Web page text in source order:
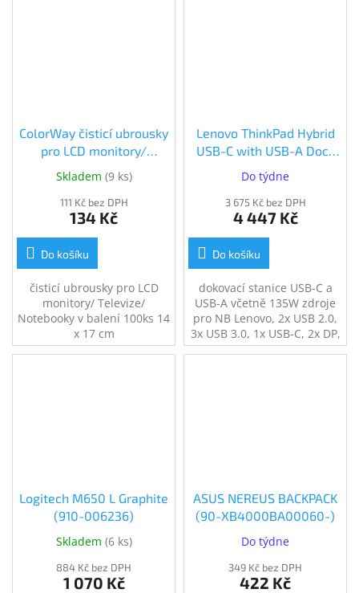
ColorWay čisticí ubrousky
pro LCD monitory/
televize/ notebooky (CW-
1071)
Skladem (9 ks)
111 Kč bez DPH
134 Kč
Do košíku
čisticí ubrousky pro LCD
monitory/ Televize/
Notebooky v balení 100ks 14
x 17 cm
Lenovo ThinkPad Hybrid
USB-C with USB-A Dock
(40AF0135EU)
(40AF0135EU)
Do týdne
3 675 Kč bez DPH
4 447 Kč
Do košíku
dokovací stanice USB-C a
USB-A včetně 135W zdroje
pro NB Lenovo, 2x USB 2.0,
3x USB 3.0, 1x USB-C, 2x DP,
2x HDMI, 1x Gigabit
Logitech M650 L Graphite
(910-006236)
Skladem (6 ks)
884 Kč bez DPH
1 070 Kč
ASUS NEREUS BACKPACK
(90-XB4000BA00060-)
Do týdne
349 Kč bez DPH
422 Kč